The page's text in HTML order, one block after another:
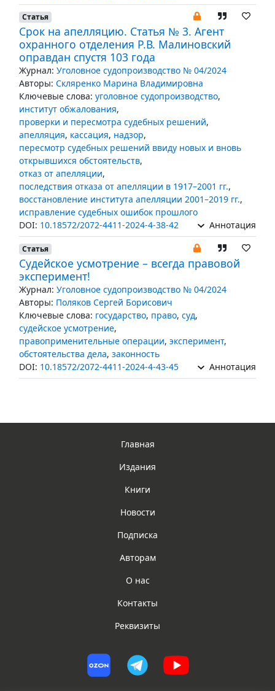
Статья
Срок на апелляцию. Статья № 3. Агент
охранного отделения Р.В. Малиновский
оправдан спустя 103 года
Журнал: Уголовное судопроизводство № 04/2024
Авторы: Скляренко Марина Владимировна
Ключевые слова: уголовное судопроизводство,
институт обжалования,
проверки и пересмотра судебных решений,
апелляция, кассация, надзор,
пересмотр судебных решений ввиду новых и вновь
открывшихся обстоятельств,
отказ от апелляции,
последствия отказа от апелляции в 1917–2001 гг.,
восстановление института апелляции 2001–2019 гг.,
исправление судебных ошибок прошлого
DOI: 10.18572/2072-4411-2024-4-38-42 Аннотация
Статья
Судейское усмотрение – всегда правовой
эксперимент!
Журнал: Уголовное судопроизводство № 04/2024
Авторы: Поляков Сергей Борисович
Ключевые слова: государство, право, суд,
судейское усмотрение,
правоприменительные операции, эксперимент,
обстоятельства дела, законность
DOI: 10.18572/2072-4411-2024-4-43-45 Аннотация
Главная
Издания
Книги
Новости
Подписка
Авторам
О нас
Контакты
Реквизиты